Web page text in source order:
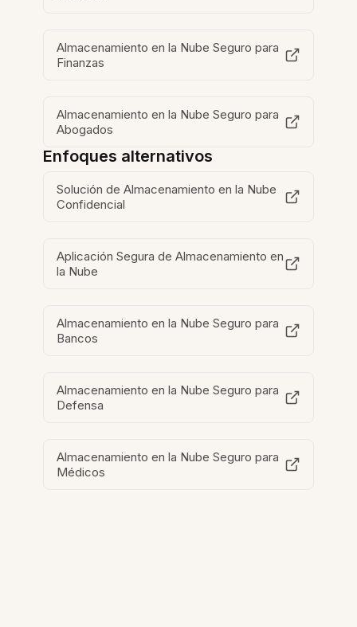
Almacenamiento en la Nube Seguro para
Finanzas
Almacenamiento en la Nube Seguro para
Abogados
Enfoques alternativos
Solución de Almacenamiento en la Nube
Confidencial
Aplicación Segura de Almacenamiento en
la Nube
Almacenamiento en la Nube Seguro para
Bancos
Almacenamiento en la Nube Seguro para
Defensa
Almacenamiento en la Nube Seguro para
Médicos